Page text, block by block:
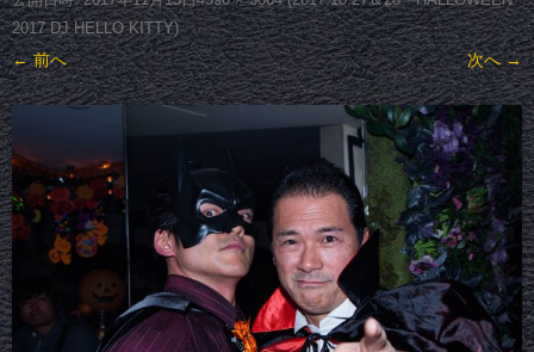
2017 DJ HELLO KITTY)
← 前へ 次へ →